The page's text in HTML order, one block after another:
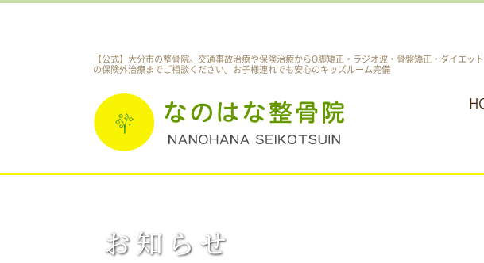
【公式】大分市の整骨院。交通事故治療や保険治療からO脚矯正・ラジオ波・骨盤矯正・ダイエッ
の保険外治療までご相談ください。 お子様連れでも安心のキッズルーム完備
お知らせ